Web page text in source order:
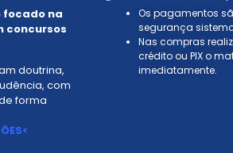
Os pagamentos
segurança
Nas compras
crédito ou PIX o
imediatamente.
focado na
concursos
doutrina,
com
forma